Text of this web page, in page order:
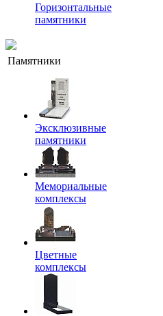
Горизонтальные
памятники
Памятники
Эксклюзивные
памятники
Мемориальные
комплексы
Цветные
комплексы